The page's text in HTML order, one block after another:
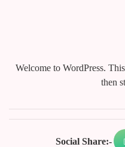
Welcome to WordPress.
then
Social Share:-